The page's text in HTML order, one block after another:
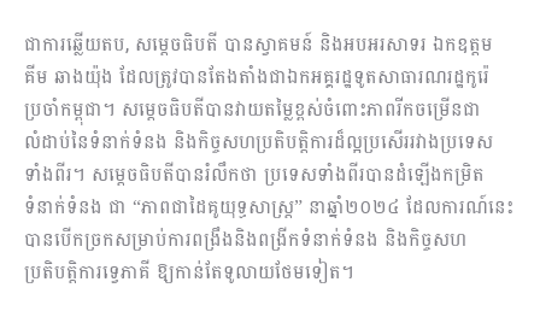
ជាការឆ្លើយតប, សម្ដេចធិបតី បានស្វាគមន៍ និងអបអរសាទរ ឯកឧត្តម
គីម ឆាងយ៉ុង ដែលត្រូវបានតែងតាំងជាឯកអគ្គរដ្ឋទូតសាធារណរដ្ឋកូរ៉េ
ប្រចាំកម្ពុជា។ សម្ដេចធិបតីបានវាយតម្លៃខ្ពស់ចំពោះភាពរីកចម្រើនជា
លំដាប់នៃទំនាក់ទំនង និងកិច្ចសហប្រតិបត្តិការដ៏ល្អប្រសើរ​រវាងប្រទេស​
ទាំងពីរ។ សម្តេចធិបតីបានរំលឹកថា ប្រទេសទាំងពីរបានដំឡើងកម្រិត
ទំនាក់ទំនង ជា “ភាពជាដៃគូយុទ្ធសាស្ត្រ” នាឆ្នាំ២០២៤ ដែលការណ៍នេះ
បានបើកច្រកសម្រាប់ការពង្រឹងនិងពង្រីកទំនាក់ទំនង និងកិច្ចសហ
ប្រតិបត្តិការទ្វេភាគី ឱ្យកាន់តែទូលាយថែមទៀត។